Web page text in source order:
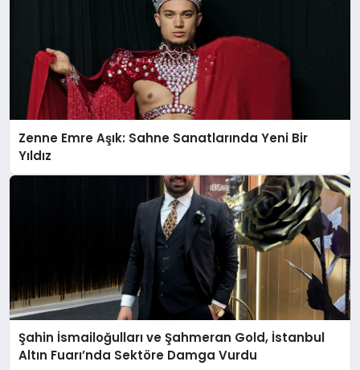
Zenne Emre Aşık: Sahne Sanatlarında Yeni Bir
Yıldız
Şahin İsmailoğulları ve Şahmeran Gold, İstanbul
Altın Fuarı’nda Sektöre Damga Vurdu